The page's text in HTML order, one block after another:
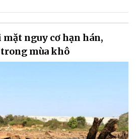
mặt nguy cơ hạn hán,
mùa khô